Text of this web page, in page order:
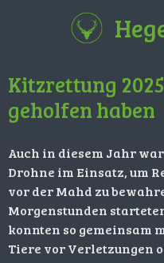
Hauptinhalt
Kitzrettung
geholfen haben
Auch in diesem Jahr
Drohne im Einsatz, um
vor der Mahd zu
Morgenstunden
konnten so gemeinsam
Tiere vor Verletzungen